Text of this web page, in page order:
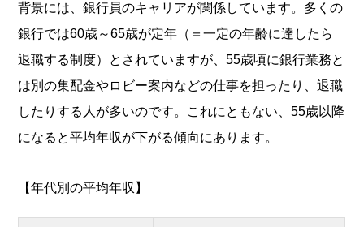
背景には、銀行員のキャリアが関係しています。多くの
銀行では60歳～65歳が定年（＝一定の年齢に達したら
退職する制度）とされていますが、55歳頃に銀行業務と
は別の集配金やロビー案内などの仕事を担ったり、退職
したりする人が多いのです。これにともない、55歳以降
になると平均年収が下がる傾向にあります。
【年代別の平均年収】